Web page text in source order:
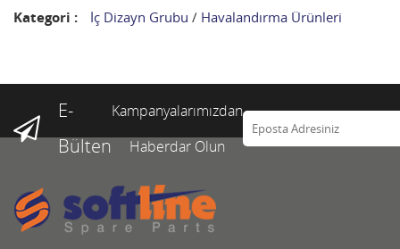
Kategori :
İç Dizayn Grubu / Havalandırma Ürünleri
E-
Bülten
Kampanyalarımızdan
Haberdar Olun